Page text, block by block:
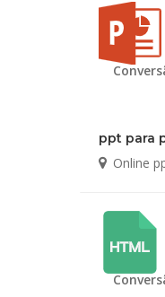
ppt para
Online